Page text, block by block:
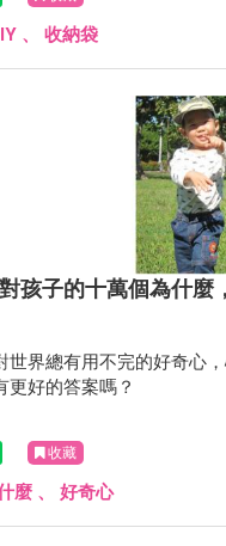
、 收納袋
孩子的十萬個為什麼
世界總有用不完的好奇心
更好的答案嗎？
收藏
麼 、 好奇心